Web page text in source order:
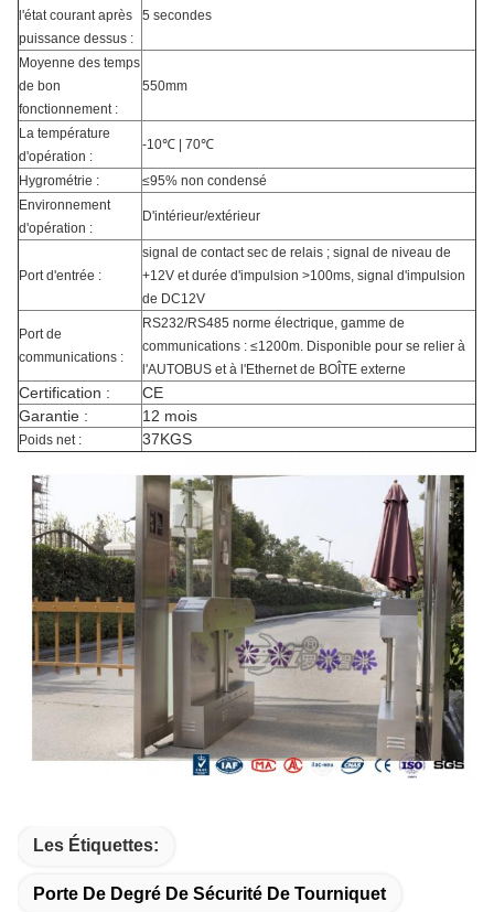
l'état courant après
puissance dessus :
5 secondes
Moyenne des temps
de bon
fonctionnement :
550mm
La température
d'opération :
-10℃ | 70℃
Hygrométrie :
≤95% non condensé
Environnement
d'opération :
D'intérieur/extérieur
Port d'entrée :
signal de contact sec de relais ; signal de niveau de
+12V et durée d'impulsion >100ms, signal d'impulsion
de DC12V
Port de
communications :
RS232/RS485 norme électrique, gamme de
communications : ≤1200m. Disponible pour se relier à
l'AUTOBUS et à l'Ethernet de BOÎTE externe
Certification :
CE
Garantie :
12 mois
Poids net : 37KGS
Les Étiquettes:
Porte De Degré De Sécurité De Tourniquet